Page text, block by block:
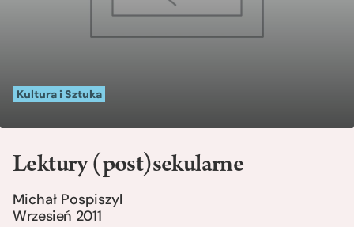
Kultura i Sztuka
Lektury (post)sekularne
Michał Pospiszyl
Wrzesień 2011